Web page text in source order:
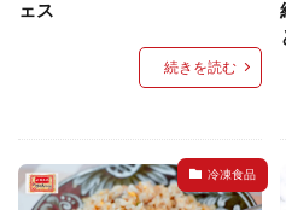
ェス
続きを読む
冷凍食品
イ
Strategic Cooking Management
アレルギー
アレルゲン